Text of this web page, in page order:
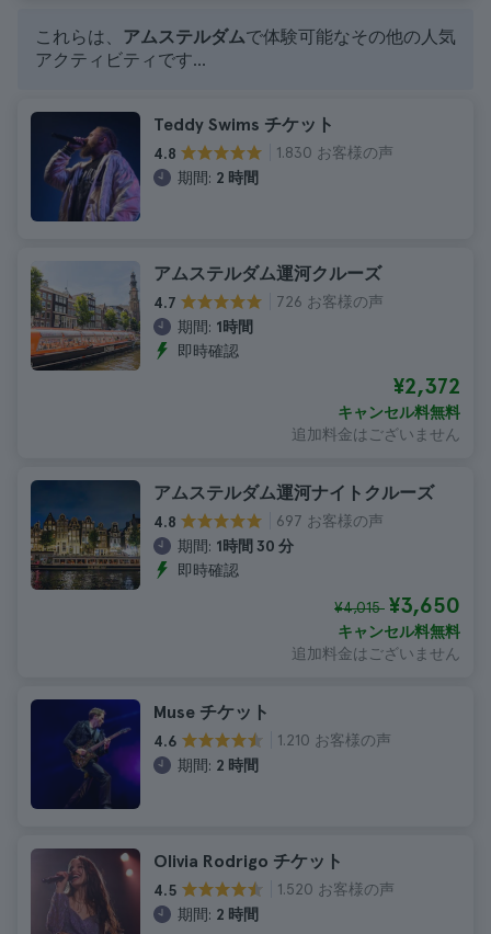
これらは、 アムステルダムで体験可能なその他の人気
アクティビティです...
Teddy Swims チケット
4.8
1.830 お客様の声
期間: 2 時間
アムステルダム運河クルーズ
4.7
726 お客様の声
期間: 1時間
即時確認
¥2,372
キャンセル料無料
追加料金はございません
アムステルダム運河ナイトクルーズ
4.8
697 お客様の声
期間: 1時間 30 分
即時確認
¥4,015 ¥3,650
キャンセル料無料
追加料金はございません
Muse チケット
4.6
1.210 お客様の声
期間: 2 時間
Olivia Rodrigo チケット
4.5
1.520 お客様の声
期間: 2 時間